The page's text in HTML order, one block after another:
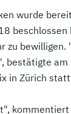
wurde
zu bewilligen.
bestätigte
in Zürich
kommentiert